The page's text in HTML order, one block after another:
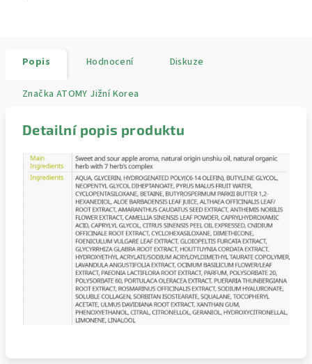
Popis Hodnocení Diskuze
Značka ATOMY Jižní Korea
Detailní popis produktu